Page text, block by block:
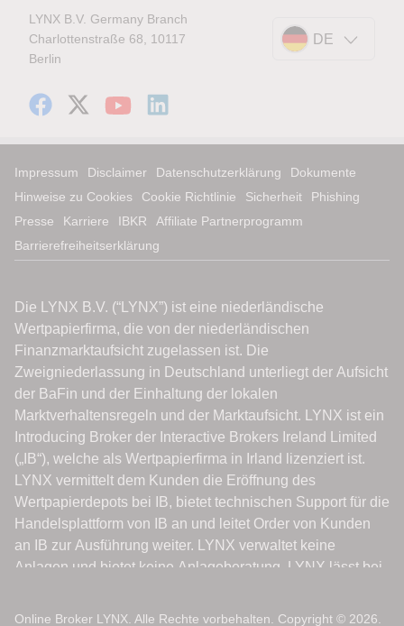
LYNX B.V. Germany Branch
Charlottenstraße 68, 10117
Berlin
DE
Impressum Disclaimer Datenschutzerklärung
Dokumente
Hinweise zu Cookies
Cookie Richtlinie Sicherheit
Phishing
Presse
Karriere IBKR
Affiliate Partnerprogramm
Barrierefreiheitserklärung
Online Broker LYNX. Alle Rechte vorbehalten. Copyright © 2026.